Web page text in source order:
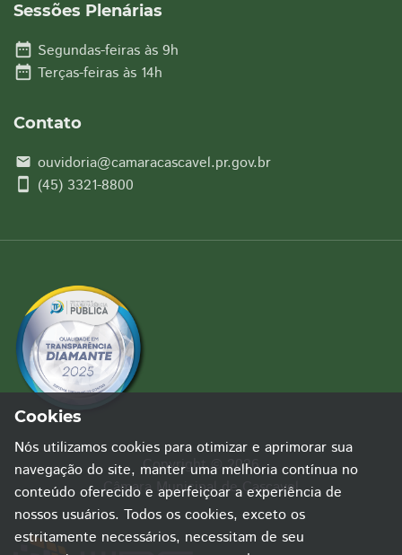
Sessões Plenárias
date_range Segundas-feiras às 9h
date_range Terças-feiras às 14h
Contato
email ouvidoria@camaracascavel.pr.gov.br
smartphone (45) 3321-8800
Copyright © 2026
Câmara Municipal de Cascavel
Cookies
Nós utilizamos cookies para otimizar e aprimorar sua
navegação do site, manter uma melhoria contínua no
conteúdo oferecido e aperfeiçoar a experiência de
nossos usuários. Todos os cookies, exceto os
estritamente necessários, necessitam de seu